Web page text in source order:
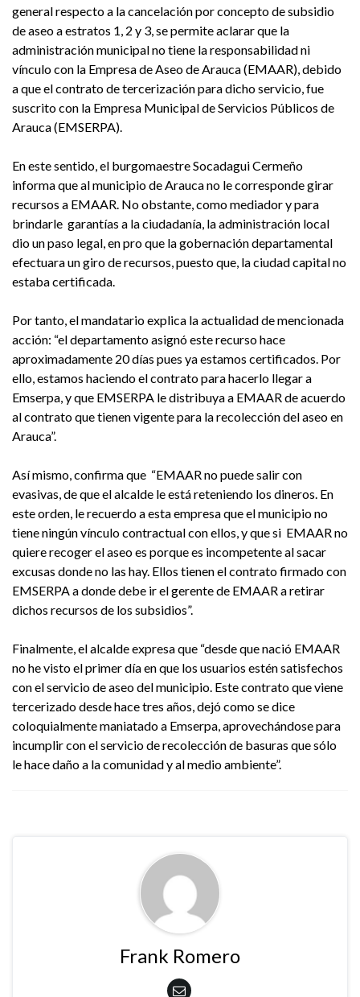
general respecto a la cancelación por concepto de subsidio
de aseo a estratos 1, 2 y 3, se permite aclarar que la
administración municipal no tiene la responsabilidad ni
vínculo con la Empresa de Aseo de Arauca (EMAAR), debido
a que el contrato de tercerización para dicho servicio, fue
suscrito con la Empresa Municipal de Servicios Públicos de
Arauca (EMSERPA).
En este sentido, el burgomaestre Socadagui Cermeño
informa que al municipio de Arauca no le corresponde girar
recursos a EMAAR. No obstante, como mediador y para
brindarle garantías a la ciudadanía, la administración local
dio un paso legal, en pro que la gobernación departamental
efectuara un giro de recursos, puesto que, la ciudad capital no
estaba certificada.
Por tanto, el mandatario explica la actualidad de mencionada
acción: “el departamento asignó este recurso hace
aproximadamente 20 días pues ya estamos certificados. Por
ello, estamos haciendo el contrato para hacerlo llegar a
Emserpa, y que EMSERPA le distribuya a EMAAR de acuerdo
al contrato que tienen vigente para la recolección del aseo en
Arauca”.
Así mismo, confirma que “EMAAR no puede salir con
evasivas, de que el alcalde le está reteniendo los dineros. En
este orden, le recuerdo a esta empresa que el municipio no
tiene ningún vínculo contractual con ellos, y que si EMAAR no
quiere recoger el aseo es porque es incompetente al sacar
excusas donde no las hay. Ellos tienen el contrato firmado con
EMSERPA a donde debe ir el gerente de EMAAR a retirar
dichos recursos de los subsidios”.
Finalmente, el alcalde expresa que “desde que nació EMAAR
no he visto el primer día en que los usuarios estén satisfechos
con el servicio de aseo del municipio. Este contrato que viene
tercerizado desde hace tres años, dejó como se dice
coloquialmente maniatado a Emserpa, aprovechándose para
incumplir con el servicio de recolección de basuras que sólo
le hace daño a la comunidad y al medio ambiente”.
Frank Romero